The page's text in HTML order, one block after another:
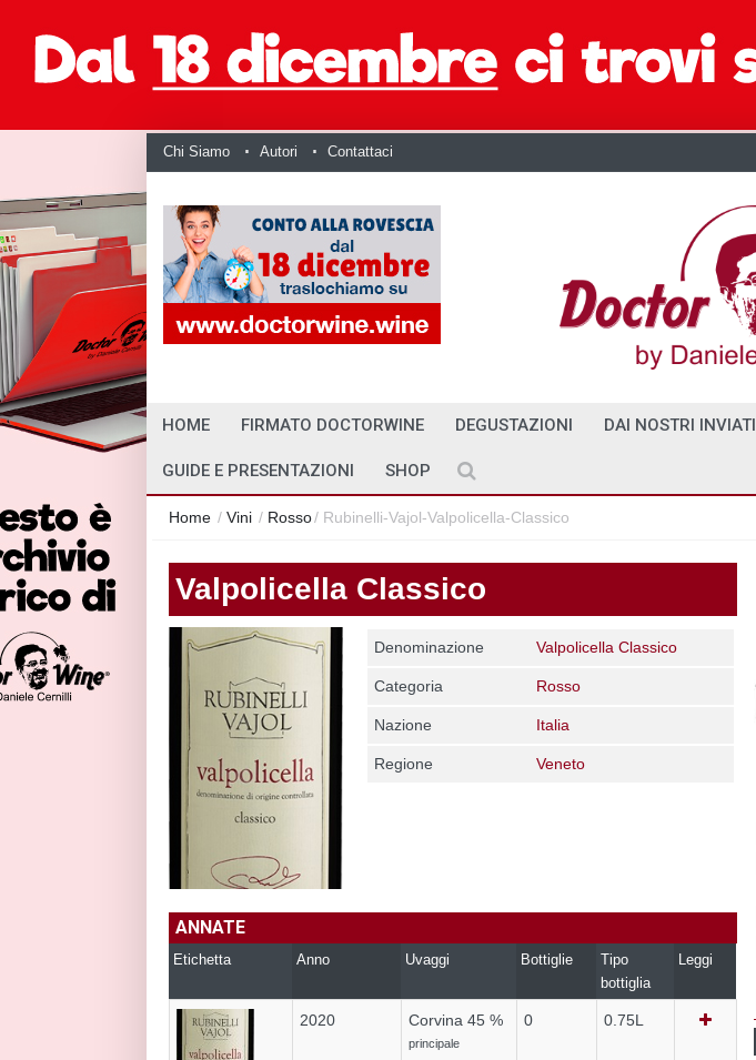
Chi Siamo Autori Contattaci
HOME FIRMATO DOCTORWINE DEGUSTAZIONI DAI NOSTRI INVIATI
GUIDE E PRESENTAZIONI SHOP
Home / Vini / Rosso/ Rubinelli-Vajol-Valpolicella-Classico
Valpolicella Classico
Denominazione Valpolicella Classico
Categoria Rosso
Nazione Italia
Regione Veneto
ANNATE
Etichetta Anno Uvaggi Bottiglie
Tipo
bottiglia
Leggi
2020 Corvina 45 %
principale
0 0.75L